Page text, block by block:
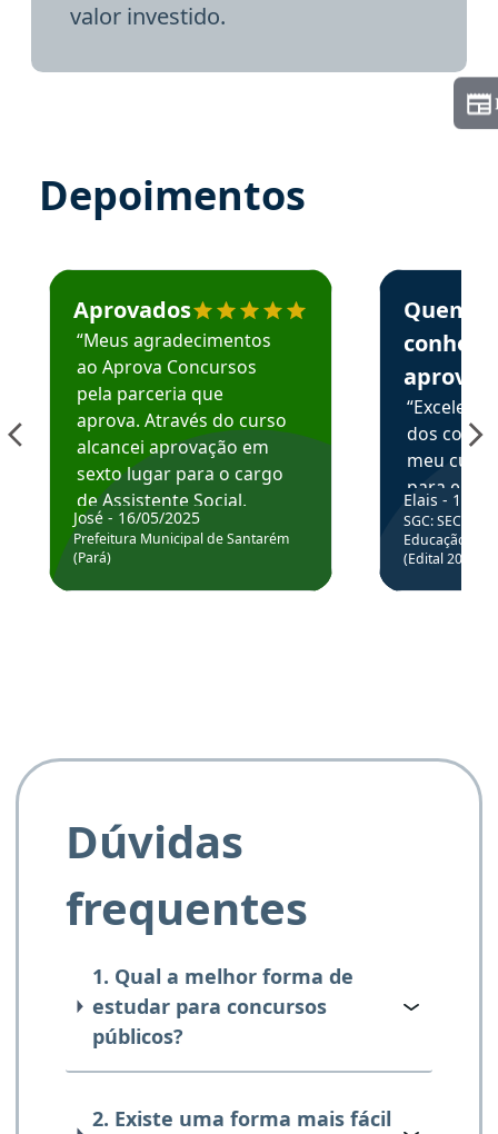
valor investido.
Depoimentos
Estudante José recomenda o Aprova Concursos em
Aprovados
“Meus agradecimentos
ao Aprova Concursos
pela parceria que
aprova. Através do curso
alcancei aprovação em
sexto lugar para o cargo
de Assistente Social.
Hoje estou atuando na
Prefeitura de Santarém.
José - 16/05/2025
Prefeitura Municipal de Santarém
(Pará)
Estudante
Quem
aprova
dos
meu
para
colocar
através
de
Elais - 15/
SGC: SEC BA
Educação
(Edital
Dúvidas
frequentes
1. Qual a melhor forma de
estudar para concursos
públicos?
2. Existe uma forma mais fácil